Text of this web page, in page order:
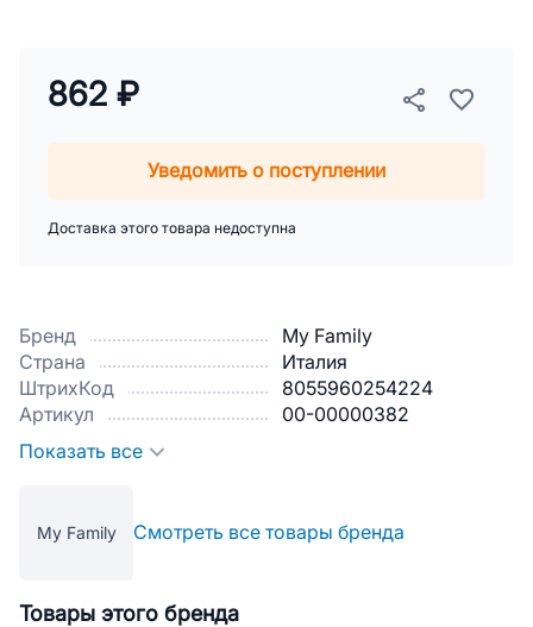
Бренд
My Family
Страна
Италия
ШтрихКод
8055960254224
Артикул
00-00000382
Показать все
My Family Смотреть все товары бренда
862 ₽
Уведомить о поступлении
Доставка этого товара недоступна
Товары этого бренда